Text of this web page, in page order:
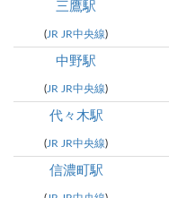
三鷹駅
(JR JR中央線)
中野駅
(JR JR中央線)
代々木駅
(JR JR中央線)
信濃町駅